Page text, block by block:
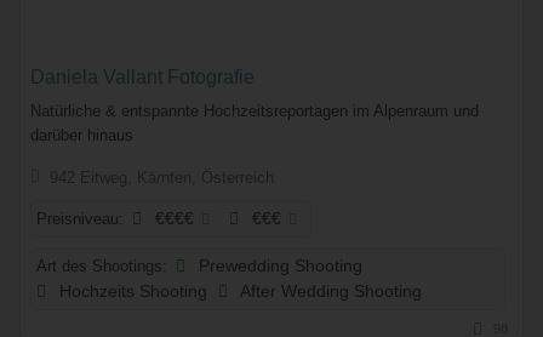
Daniela Vallant Fotografie
Natürliche & entspannte Hochzeitsreportagen im Alpenraum und
darüber hinaus
942 Eitweg, Kärnten, Österreich
Preisniveau: €€€€ €€€
Art des Shootings:
Prewedding Shooting
Hochzeits Shooting
After Wedding Shooting